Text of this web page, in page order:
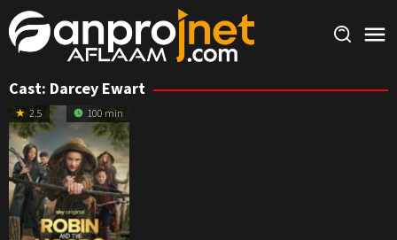
Skip
to
content
Cast: Darcey Ewart
2.5 100 min